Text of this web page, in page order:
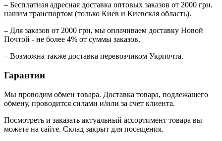
– Бесплатная адресная доставка оптовых заказов от 2000 грн.
нашим транспортом (только Киев и Киевская область).
– Для заказов от 2000 грн, мы оплачиваем доставку Новой
Почтой - не более 4% от суммы заказов.
– Возможна также доставка перевозчиком Укрпочта.
Гарантии
Мы проводим обмен товара. Доставка товара, подлежащего
обмену, проводится силами и/или за счет клиента.
Посмотреть и заказать актуальный ассортимент товара вы
можете на сайте. Склад закрыт для посещения.